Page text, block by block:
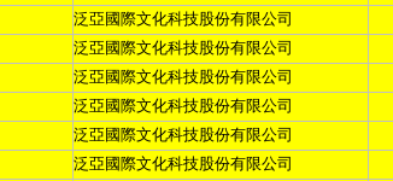
泛亞國際文化科技股份有限公司
泛亞國際文化科技股份有限公司
泛亞國際文化科技股份有限公司
泛亞國際文化科技股份有限公司
泛亞國際文化科技股份有限公司
泛亞國際文化科技股份有限公司